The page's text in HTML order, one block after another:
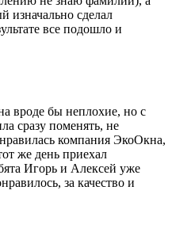
изначально сделал
все подошло и
вроде бы неплохие, но с
сразу поменять, не
компания ЭкоОкна,
же день приехал
Игорь и Алексей уже
за качество и